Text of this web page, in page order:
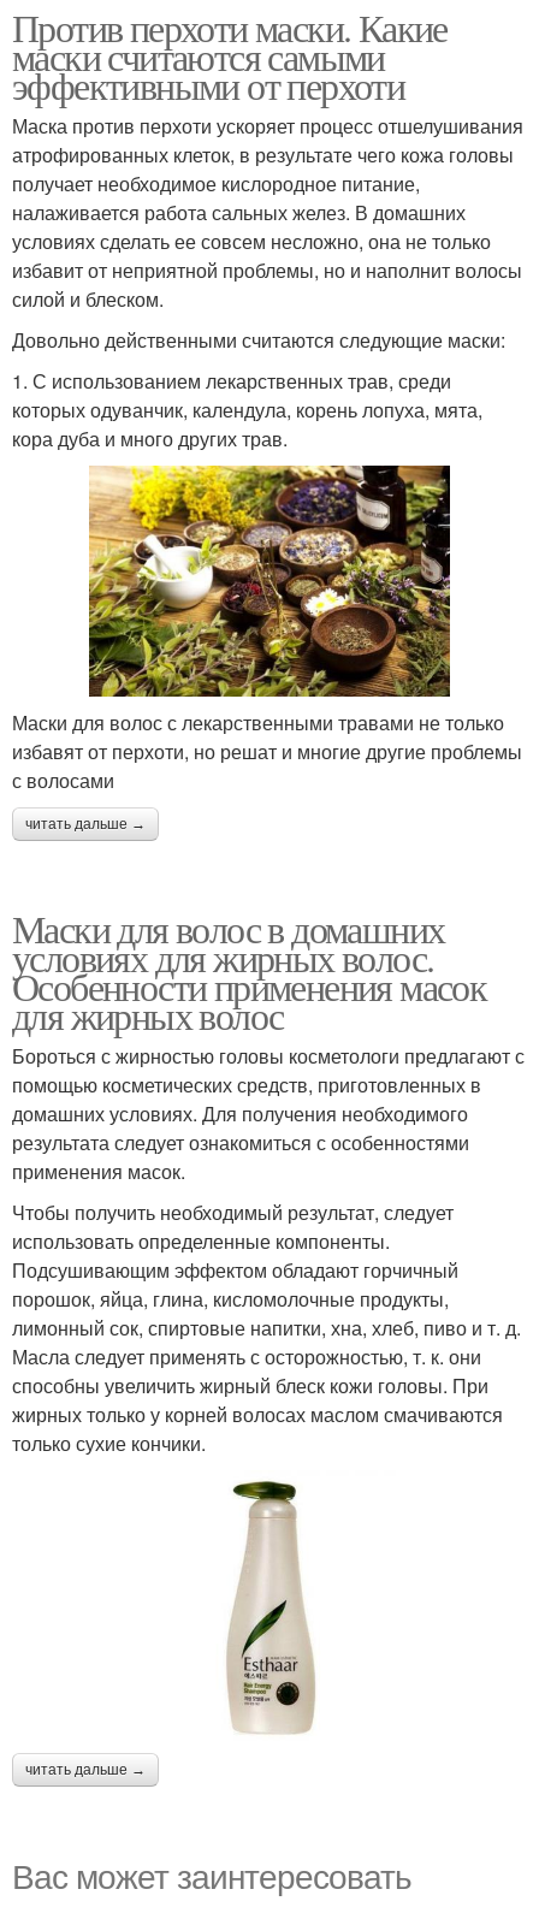
Против перхоти маски. Какие
маски считаются самыми
эффективными от перхоти
Маска против перхоти ускоряет процесс отшелушивания
атрофированных клеток, в результате чего кожа головы
получает необходимое кислородное питание,
налаживается работа сальных желез. В домашних
условиях сделать ее совсем несложно, она не только
избавит от неприятной проблемы, но и наполнит волосы
силой и блеском.
Довольно действенными считаются следующие маски:
1. С использованием лекарственных трав, среди
которых одуванчик, календула, корень лопуха, мята,
кора дуба и много других трав.
Маски для волос с лекарственными травами не только
избавят от перхоти, но решат и многие другие проблемы
с волосами
читать дальше →
Маски для волос в домашних
условиях для жирных волос.
Особенности применения масок
для жирных волос
Бороться с жирностью головы косметологи предлагают с
помощью косметических средств, приготовленных в
домашних условиях. Для получения необходимого
результата следует ознакомиться с особенностями
применения масок.
Чтобы получить необходимый результат, следует
использовать определенные компоненты.
Подсушивающим эффектом обладают горчичный
порошок, яйца, глина, кисломолочные продукты,
лимонный сок, спиртовые напитки, хна, хлеб, пиво и т. д.
Масла следует применять с осторожностью, т. к. они
способны увеличить жирный блеск кожи головы. При
жирных только у корней волосах маслом смачиваются
только сухие кончики.
читать дальше →
Вас может заинтересовать